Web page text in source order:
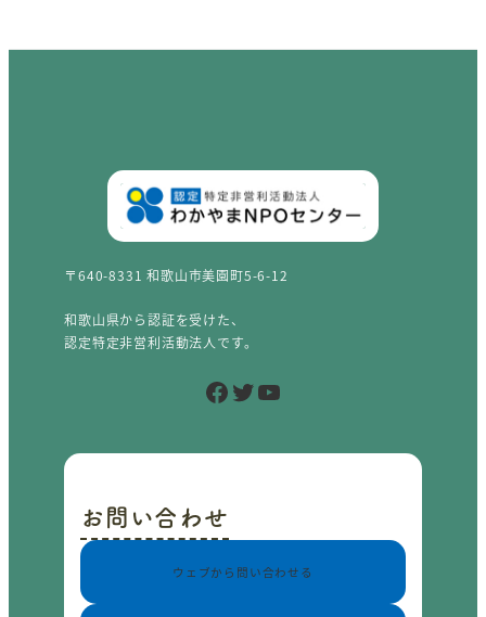
〒640-8331 和歌山市美園町5-6-12
和歌山県から認証を受けた、
認定特定非営利活動法人です。
Facebook Twitter YouTube
お問い合わせ
ウェブから問い合わせる